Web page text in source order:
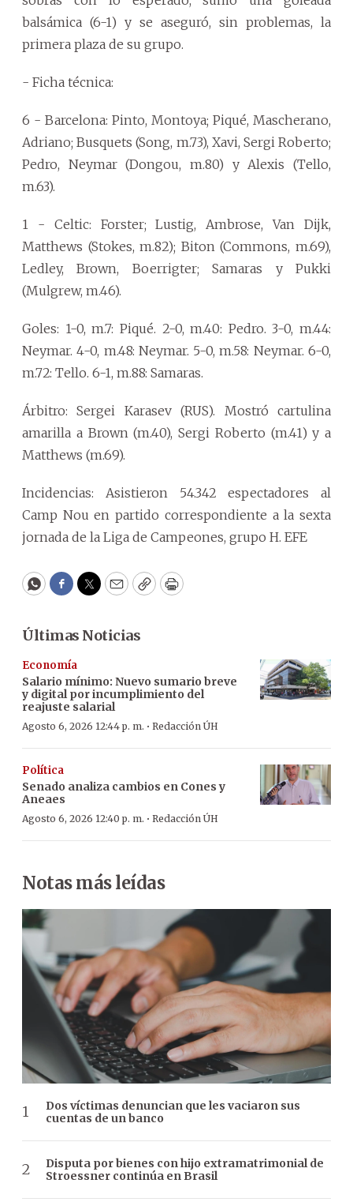
balsámica (6-1) y se aseguró, sin problemas, la
primera plaza de su grupo.
- Ficha técnica:
6 - Barcelona: Pinto, Montoya; Piqué, Mascherano,
Adriano; Busquets (Song, m.73), Xavi, Sergi Roberto;
Pedro, Neymar (Dongou, m.80) y Alexis (Tello,
m.63).
1 - Celtic: Forster; Lustig, Ambrose, Van Dijk,
Matthews (Stokes, m.82); Biton (Commons, m.69),
Ledley, Brown, Boerrigter; Samaras y Pukki
(Mulgrew, m.46).
Goles: 1-0, m.7: Piqué. 2-0, m.40: Pedro. 3-0, m.44:
Neymar. 4-0, m.48: Neymar. 5-0, m.58: Neymar. 6-0,
m.72: Tello. 6-1, m.88: Samaras.
Árbitro: Sergei Karasev (RUS). Mostró cartulina
amarilla a Brown (m.40), Sergi Roberto (m.41) y a
Matthews (m.69).
Incidencias: Asistieron 54.342 espectadores al
Camp Nou en partido correspondiente a la sexta
jornada de la Liga de Campeones, grupo H. EFE
WhatsApp
Facebook
Twitter
EmailCopyPrint
Últimas Noticias
Economía
Salario mínimo: Nuevo sumario breve
y digital por incumplimiento del
reajuste salarial
Agosto 6, 2026 12:44 p. m. · Redacción ÚH
Política
Senado analiza cambios en Cones y
Aneaes
Agosto 6, 2026 12:40 p. m. · Redacción ÚH
Notas más leídas
Dos víctimas denuncian que les vaciaron sus
cuentas de un banco
Disputa por bienes con hijo extramatrimonial de
Stroessner continúa en Brasil